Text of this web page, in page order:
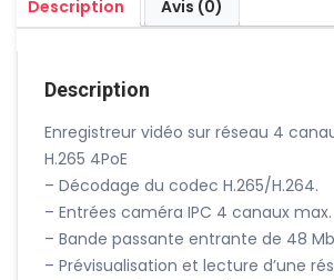
Description Avis (0)
Description
Enregistreur vidéo sur réseau 4
H.265 4PoE
– Décodage du codec H.265/H.264.
– Entrées caméra IPC 4 canaux max.
– Bande passante entrante de 48
– Prévisualisation et lecture d’une